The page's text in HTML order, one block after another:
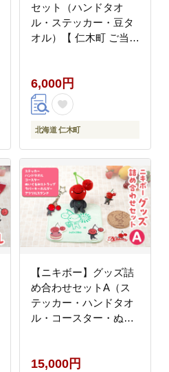
セット（ハンドタオ
ル・ステッカー・豆タ
オル）【 仁木町 ご当地
観光協会]
6,000円
北海道 仁木町
【ニキボー】グッズ詰
め合わせセットA（ス
テッカー・ハンドタオ
ル・コースター・ぬい
クリルスタンド）【 仁
15,000円